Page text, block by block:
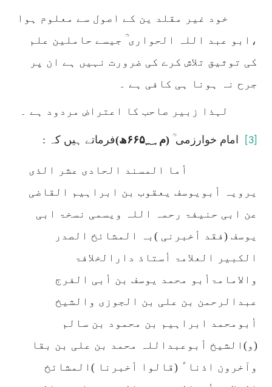
خود غیر مقلد ین کے اصول سے معلوم ہوا
،ابو عبد اللہ الحواری ؒ جیسے حاملین علم
کی توثیق تلاش کرے کی ضرورت نہیں ہے ان پر
جرح نہ ہونا ہی کافی ہے ۔
لہذا زبیر صاحب کا اعتراض مردود ہے ۔
[3] امام خوارزمی ؒ (م۶۶۵؁ھ)فرماتے ہیں کہ :
أما المسند الحادی عشر الذی
یرویہ أبویوسف یعقوب بن ابراہیم القاضی
عن ابی حنیفۃ رحمہ اللہ ویسمی نسخۃ ابی
یوسف (فقد أخبرنی )بہ المشائخ الصدر
الکبیر العلامۃ أستاذ دارالخلافۃ
والامامۃأبو محمد یوسف بن أبی الفرج
عبدالرحمن بن علی بن الجوزی والشیخ
أبومحمد ابراہیم بن محمود بن سالم
(و)الشیخ أبوعبداللہ محمد بن علی بن بقا
وآخرون اذنا ً (قالوا أخبرنا )المشائخ